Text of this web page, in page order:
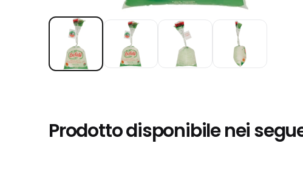
Prodotto disponibile nei